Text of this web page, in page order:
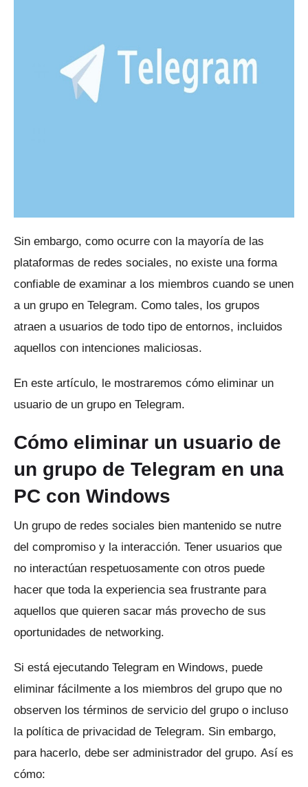
Sin embargo, como ocurre con la mayoría de las
plataformas de redes sociales, no existe una forma
confiable de examinar a los miembros cuando se unen
a un grupo en Telegram. Como tales, los grupos
atraen a usuarios de todo tipo de entornos, incluidos
aquellos con intenciones maliciosas.
En este artículo, le mostraremos cómo eliminar un
usuario de un grupo en Telegram.
Cómo eliminar un usuario de
un grupo de Telegram en una
PC con Windows
Un grupo de redes sociales bien mantenido se nutre
del compromiso y la interacción. Tener usuarios que
no interactúan respetuosamente con otros puede
hacer que toda la experiencia sea frustrante para
aquellos que quieren sacar más provecho de sus
oportunidades de networking.
Si está ejecutando Telegram en Windows, puede
eliminar fácilmente a los miembros del grupo que no
observen los términos de servicio del grupo o incluso
la política de privacidad de Telegram. Sin embargo,
para hacerlo, debe ser administrador del grupo. Así es
cómo: